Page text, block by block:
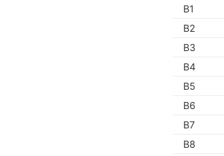
B1
B2
B3
B4
B5
B6
B7
B8